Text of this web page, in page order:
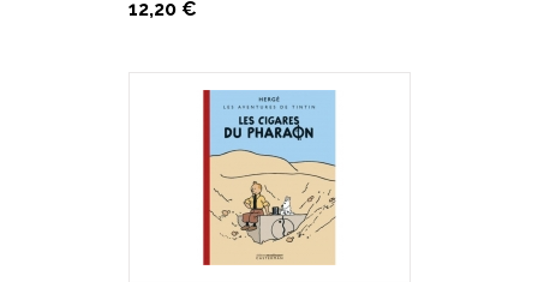
12,20 €